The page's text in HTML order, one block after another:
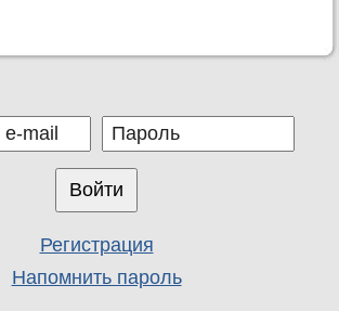
Регистрация
Напомнить пароль